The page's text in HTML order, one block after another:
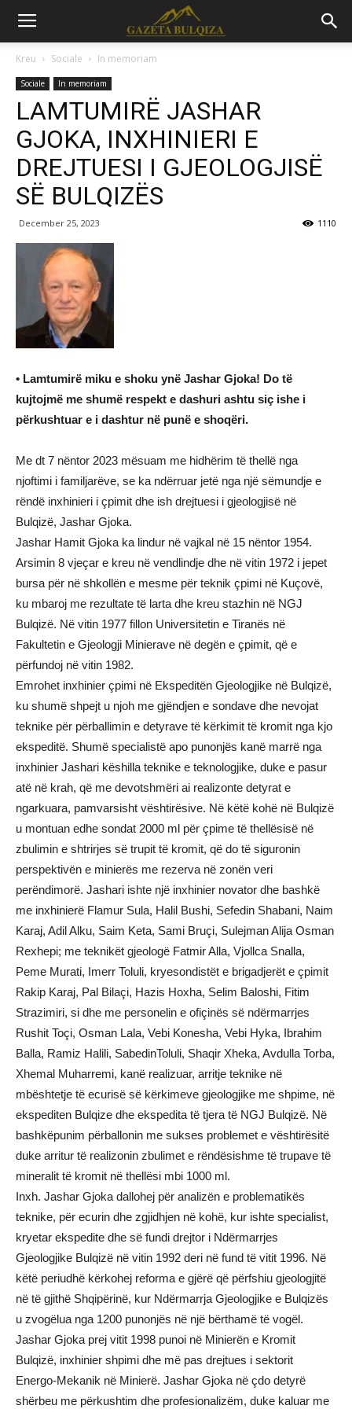
Kreu Sociale In memoriam
Sociale In memoriam
LAMTUMIRË JASHAR
GJOKA, INXHINIERI E
DREJTUESI I GJEOLOGJISË
SË BULQIZËS
December 25, 2023 1110
• Lamtumirë miku e shoku ynë Jashar Gjoka! Do të
kujtojmë me shumë respekt e dashuri ashtu siç ishe i
përkushtuar e i dashtur në punë e shoqëri.
Me dt 7 nëntor 2023 mësuam me hidhërim të thellë nga
njoftimi i familjarëve, se ka ndërruar jetë nga një sëmundje e
rëndë inxhinieri i çpimit dhe ish drejtuesi i gjeologjisë në
Bulqizë, Jashar Gjoka.
Jashar Hamit Gjoka ka lindur në vajkal në 15 nëntor 1954.
Arsimin 8 vjeçar e kreu në vendlindje dhe në vitin 1972 i jepet
bursa për në shkollën e mesme për teknik çpimi në Kuçovë,
ku mbaroj me rezultate të larta dhe kreu stazhin në NGJ
Bulqizë. Në vitin 1977 fillon Universitetin e Tiranës në
Fakultetin e Gjeologji Minierave në degën e çpimit, që e
përfundoj në vitin 1982.
Emrohet inxhinier çpimi në Ekspeditën Gjeologjike në Bulqizë,
ku shumë shpejt u njoh me gjëndjen e sondave dhe nevojat
teknike për përballimin e detyrave të kërkimit të kromit nga kjo
ekspeditë. Shumë specialistë apo punonjës kanë marrë nga
inxhinier Jashari këshilla teknike e teknologjike, duke e pasur
atë në krah, që me devotshmëri ai realizonte detyrat e
ngarkuara, pamvarsisht vështirësive. Në këtë kohë në Bulqizë
u montuan edhe sondat 2000 ml për çpime të thellësisë në
zbulimin e shtrirjes së trupit të kromit, që do të siguronin
perspektivën e minierës me rezerva në zonën veri
perëndimorë. Jashari ishte një inxhinier novator dhe bashkë
me inxhinierë Flamur Sula, Halil Bushi, Sefedin Shabani, Naim
Karaj, Adil Alku, Saim Keta, Sami Bruçi, Sulejman Alija Osman
Rexhepi; me teknikët gjeologë Fatmir Alla, Vjollca Snalla,
Peme Murati, Imerr Toluli, kryesondistët e brigadjerët e çpimit
Rakip Karaj, Pal Bilaçi, Hazis Hoxha, Selim Baloshi, Fitim
Strazimiri, si dhe me personelin e ofiçinës së ndërmarrjes
Rushit Toçi, Osman Lala, Vebi Konesha, Vebi Hyka, Ibrahim
Balla, Ramiz Halili, SabedinToluli, Shaqir Xheka, Avdulla Torba,
Xhemal Muharremi, kanë realizuar, arritje teknike në
mbështetje të ecurisë së kërkimeve gjeologjike me shpime, në
ekspediten Bulqize dhe ekspedita të tjera të NGJ Bulqizë. Në
bashkëpunim përballonin me sukses problemet e vështirësitë
duke arritur të realizonin zbulimet e rëndësishme të trupave të
mineralit të kromit në thellësi mbi 1000 ml.
Inxh. Jashar Gjoka dallohej për analizën e problematikës
teknike, për ecurin dhe zgjidhjen në kohë, kur ishte specialist,
kryetar ekspedite dhe së fundi drejtor i Ndërmarrjes
Gjeologjike Bulqizë në vitin 1992 deri në fund të vitit 1996. Në
këtë periudhë kërkohej reforma e gjërë që përfshiu gjeologjitë
në të gjithë Shqipërinë, kur Ndërmarrja Gjeologjike e Bulqizës
u zvogëlua nga 1200 punonjës në një bërthamë të vogël.
Jashar Gjoka prej vitit 1998 punoi në Minierën e Kromit
Bulqizë, inxhinier shpimi dhe më pas drejtues i sektorit
Energo-Mekanik në Minierë. Jashar Gjoka në çdo detyrë
shërbeu me përkushtim dhe profesionalizëm, duke kaluar me